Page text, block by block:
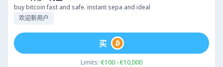
buy bitcoin fast and safe. instant sepa and ideal
欢迎新用户
Limits: €100 - €10,000
买